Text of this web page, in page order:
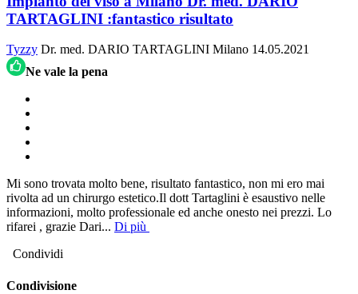
TARTAGLINI :fantastico risultato
Tyzzy Dr. med. DARIO TARTAGLINI Milano 14.05.2021
Ne vale la pena
Mi sono trovata molto bene, risultato fantastico, non mi ero mai
rivolta ad un chirurgo estetico.Il dott Tartaglini è esaustivo nelle
informazioni, molto professionale ed anche onesto nei prezzi. Lo
rifarei , grazie Dari... Di più
Condividi
Condivisione